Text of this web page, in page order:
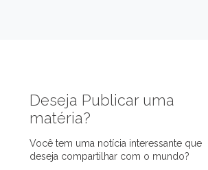
Deseja Publicar uma
matéria?
Você tem uma notícia interessante que
deseja compartilhar com o mundo?